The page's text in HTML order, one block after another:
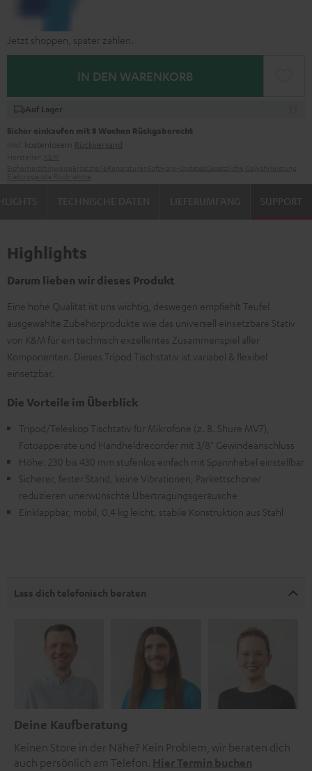
Jetzt shoppen, später zahlen.
IN DEN WARENKORB
Auf Lager
Sicher einkaufen mit 8 Wochen Rückgaberecht
inkl. kostenlosem Rückversand
SUPPORT
Highlights
Darum lieben wir dieses Produkt
Eine hohe Qualität ist uns wichtig, deswegen empfiehlt Teufel
ausgewählte Zubehörprodukte wie das universell einsetzbare Stativ
von K&M für ein technisch exzellentes Zusammenspiel aller
Komponenten. Dieses Tripod Tischstativ ist variabel & flexibel
einsetzbar.
Die Vorteile im Überblick
Tripod/Teleskop Tischtativ für Mikrofone (z. B. Shure MV7),
Fotoapperate und Handheldrecorder mit 3/8" Gewindeanschluss
Höhe: 230 bis 430 mm stufenlos einfach mit Spannhebel einstellbar
Sicherer, fester Stand, keine Vibrationen, Parkettschoner
reduzieren unerwünschte Übertragungsgeräusche
Einklappbar, mobil, 0,4 kg leicht, stabile Konstruktion aus Stahl
Lass dich telefonisch beraten
Deine Kaufberatung
Keinen Store in der Nähe? Kein Problem, wir beraten dich
auch persönlich am Telefon. Hier Termin buchen